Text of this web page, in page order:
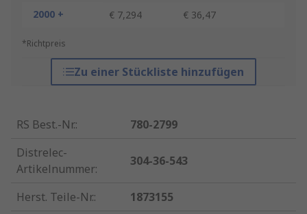
2000 +
€ 7,294 € 36,47
*Richtpreis
Zu einer Stückliste hinzufügen
RS Best.-Nr.:
780-2799
Distrelec-
Artikelnummer:
304-36-543
Herst. Teile-Nr.:
1873155